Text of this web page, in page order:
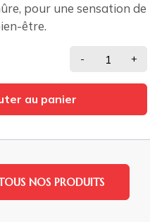
pour une sensation de
être.
- +
au panier
NOS PRODUITS